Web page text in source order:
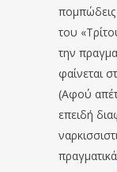
πομπώδεις
του
την
φαίνεται
(Αφού
επειδή